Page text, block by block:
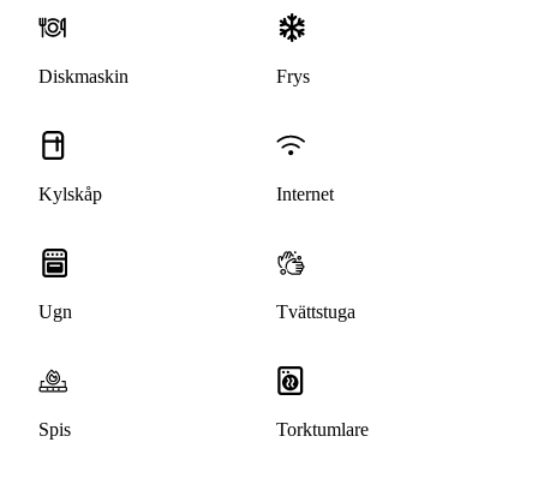
Diskmaskin Frys
Kylskåp Internet
Ugn Tvättstuga
Spis Torktumlare